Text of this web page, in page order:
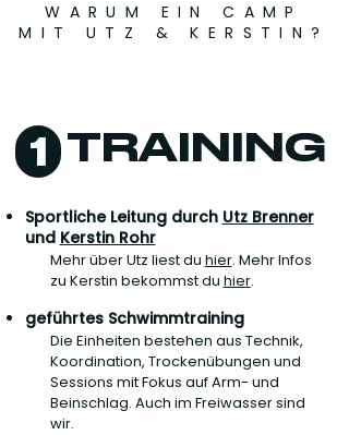
WARUM EIN CAMP
MIT UTZ & KERSTIN?
1 TRAINING
Sportliche Leitung durch Utz Brenner
und Kerstin Rohr
Mehr über Utz liest du hier. Mehr Infos
zu Kerstin bekommst du hier.
geführtes Schwimmtraining
Die Einheiten bestehen aus Technik,
Koordination, Trockenübungen und
Sessions mit Fokus auf Arm- und
Beinschlag. Auch im Freiwasser sind
wir.